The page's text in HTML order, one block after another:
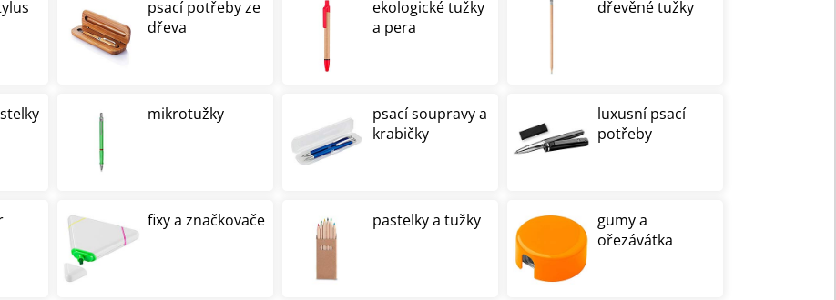
psací potřeby ze
dřeva
ekologické tužky
a pera
dřevěné tužky
mikrotužky
psací soupravy a
krabičky
luxusní psací
potřeby
fixy a značkovače pastelky a tužky
gumy a
ořezávátka